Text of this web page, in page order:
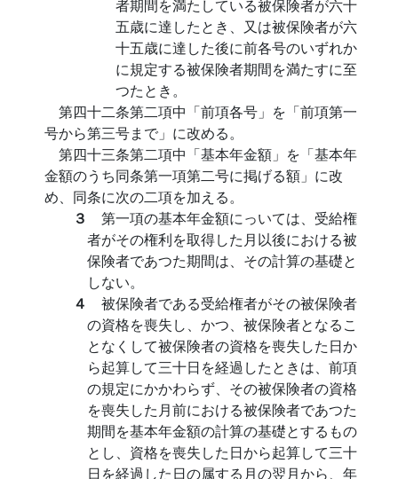
者期間を満たしている被保険者が六十
五歳に達したとき、又は被保険者が六
十五歳に達した後に前各号のいずれか
に規定する被保険者期間を満たすに至
つたとき。
第四十二条第二項中「前項各号」を「前項第一
号から第三号まで」に改める。
第四十三条第二項中「基本年金額」を「基本年
金額のうち同条第一項第二号に掲げる額」に改
め、同条に次の二項を加える。
３ 第一項の基本年金額にっいては、受給権
者がその権利を取得した月以後における被
保険者であつた期間は、その計算の基礎と
しない。
４ 被保険者である受給権者がその被保険者
の資格を喪失し、かつ、被保険者となるこ
となくして被保険者の資格を喪失した日か
ら起算して三十日を経過したときは、前項
の規定にかかわらず、その被保険者の資格
を喪失した月前における被保険者であつた
期間を基本年金額の計算の基礎とするもの
とし、資格を喪失した日から起算して三十
日を経過した日の属する月の翌月から、年